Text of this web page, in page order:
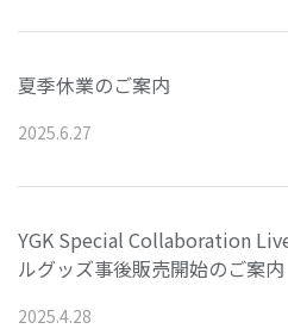
夏季休業のご案内
2025.6.27
YGK Special Collaboration
ルグッズ事後販売開始のご案内
2025.4.28